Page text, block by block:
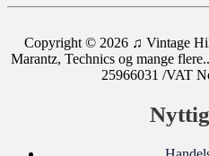
Copyright © 2026 ♫ Vintage
Marantz, Technics og mange flere..
25966031 /VAT